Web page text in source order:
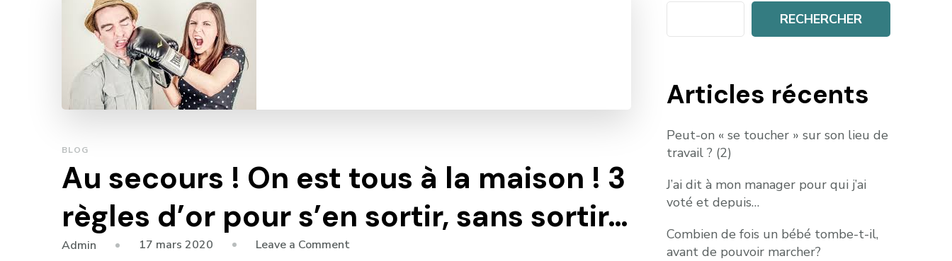
BLOG
Au secours ! On est tous à la maison ! 3
règles d’or pour s’en sortir, sans sortir…
Admin 17 mars 2020 Leave a Commenton
RECHERCHER
Articles récents
Peut-on « se toucher » sur son lieu de
travail ? (2)
J’ai dit à mon manager pour qui j’ai
voté et depuis…
Combien de fois un bébé tombe-t-il,
avant de pouvoir marcher?